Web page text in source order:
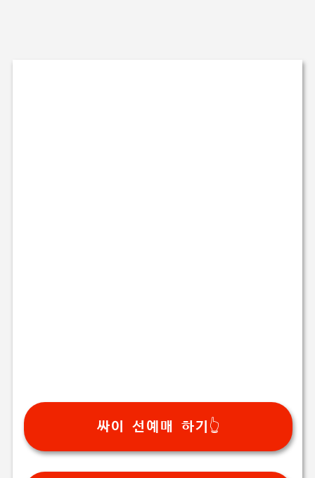
싸이 선예매 하기👆